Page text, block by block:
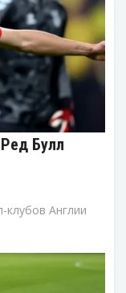
Булл
клубов Англии